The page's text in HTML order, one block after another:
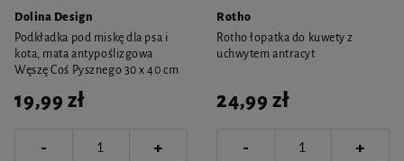
Dolina Design
Podkładka pod miskę dla psa i
kota, mata antypoślizgowa
Węszę Coś Pysznego 30 x 40 cm
19,99 zł
- +
Rotho
Rotho łopatka do kuwety z
uchwytem antracyt
24,99 zł
- +